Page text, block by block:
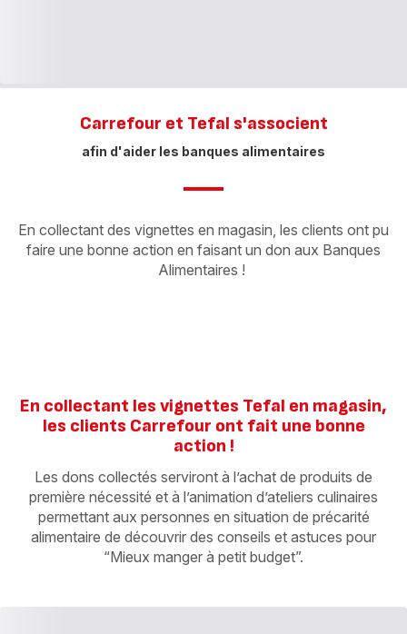
Carrefour et Tefal s'associent
afin d'aider les banques alimentaires
En collectant des vignettes en magasin, les clients ont pu
faire une bonne action en faisant un don aux Banques
Alimentaires !
En collectant les vignettes Tefal en magasin,
les clients Carrefour ont fait une bonne
action !
Les dons collectés serviront à l’achat de produits de
première nécessité et à l’animation d’ateliers culinaires
permettant aux personnes en situation de précarité
alimentaire de découvrir des conseils et astuces pour
“Mieux manger à petit budget”.